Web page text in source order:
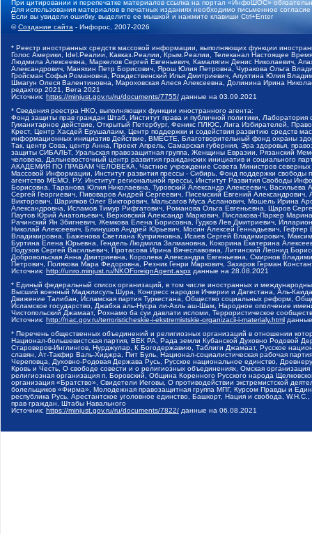
При цитировании и перепечатке материалов ссылка на портал «ИнфоШОС»
Для использования материалов в печатных изданиях необходимо письменное
Если вы увидели ошибку, выделите ее мышкой и нажмите клавиши Ctrl+Enter
©Создание сайта - Инфорос, 2007-2026
* Реестр иностранных средств массовой информации, выполняющих функции
Голос Америки, Idel.Реалии, Кавказ.Реалии, Крым.Реалии, Телеканал Настоящее
Людмила Алексеевна, Маркелов Сергей Евгеньевич, Камалягин Денис Николаевич,
Александрович, Маняхин Петр Борисович, Ярош Юлия Петровна, Чуракова Ольга
Гройсман Софья Романовна, Рождественский Илья Дмитриевич, Апухтина Юлия
Шмагун Олеся Валентиновна, Мароховская Алеся Алексеевна, Долинина Ирина
редактор 2021, Вега 2021
Источник: https://minjust.gov.ru/ru/documents/7755/ данные на 03.09.2021
* Сведения реестра НКО, выполняющих функции иностранного агента:
Фонд защиты прав граждан Штаб, Институт права и публичной политики,
Гуманитарное действие, Открытый Петербург, Феникс ПЛЮС, Лига Избирателей,
Крест, Центр Хасдей Ерушалаим, Центр поддержки и содействия развитию средств
информационных инициатив Действие, ВМЕСТЕ, Благотворительный фонд охраны
Так, центр Сова, центр Анна, Проект Апрель, Самарская губерния, Эра здоровья,
защиты СИБАЛЬТ, Уральская правозащитная группа, Женщины Евразии, Рязанский
человека, Дальневосточный центр развития гражданских инициатив и социального
АКАДЕМИЯ ПО ПРАВАМ ЧЕЛОВЕКА, Частное учреждение Совета Министров северных
Массовой Информации, Институт развития прессы - Сибирь, Фонд поддержки
агентство МЕМО. РУ, Институт региональной прессы, Институт Развития Свободы
Борисовна, Таранова Юлия Николаевна, Туровский Александр Алексеевич,
Сергей Георгиевич, Пивоваров Андрей Сергеевич, Писемский Евгений
Викторович, Шарипков Олег Викторович, Мальсагов Муса Асланович, Мошель Ирина
Александровна, Исламов Тимур Рифгатович, Романова Ольга Евгеньевна, Щаров
Паутов Юрий Анатольевич, Верховский Александр Маркович, Пислакова-Паркер
Рачинский Ян Збигневич, Жемкова Елена Борисовна, Гудков Лев Дмитриевич,
Николай Алексеевич, Блинушов Андрей Юрьевич, Мосин Алексей Геннадьевич,
Владимировна, Баженова Светлана Куприяновна, Исаев Сергей Владимирович,
Буртина Елена Юрьевна, Гендель Людмила Залмановна, Кокорина Екатерина
Подузов Сергей Васильевич, Протасова Ирина Вячеславовна, Литинский Леонид
Добровольская Анна Дмитриевна, Королева Александра Евгеньевна, Смирнов
Петрович, Полякова Мара Федоровна, Резник Генри Маркович, Захаров Герман
Источник: http://unro.minjust.ru/NKOForeignAgent.aspx данные на 28.08.2021
* Единый федеральный список организаций, в том числе иностранных и
Высший военный Маджлисуль Шура, Конгресс народов Ичкерии и Дагестана, Аль-
Движение Талибан, Исламская партия Туркестана, Общество социальных реформ,
Исламское государство, Джабха аль-Нусра ли-Ахль аш-Шам, Народное ополчение
Чистопольский Джамаат, Рохнамо ба суи давлати исломи, Террористическое
Источник: http://nac.gov.ru/terroristicheskie-i-ekstremistskie-organizacii-i-materialy.html
* Перечень общественных объединений и религиозных организаций в отношении
Национал-большевистская партия, ВЕК РА, Рада земли Кубанской Духовно Родовой
Староверов-Инглингов, Нурджулар, К Богодержавию, Таблиги Джамаат, Русское
славян, Ат-Такфир Валь-Хиджра, Пит Буль, Национал-социалистическая рабочая
Череповца, Духовно-Родовая Держава Русь, Русское национальное единство,
Кровь и Честь, О свободе совести и о религиозных объединениях, Омская
религиозная организация п. Боровский, Община Коренного Русского народа
организация «Братство», Свидетели Иеговы, О противодействии экстремистской
болельщиков «Фирма», Молодежная правозащитная группа МПГ, Курсом Правды и
республика Русь, Арестантское уголовное единство, Башкорт, Нация и свобода,
прав граждан, Штабы Навального
Источник: https://minjust.gov.ru/ru/documents/7822/ данные на 06.08.2021